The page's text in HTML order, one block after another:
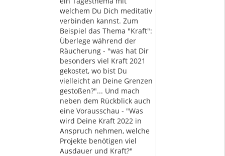
welchem Du Dich meditativ
verbinden kannst. Zum
Beispiel das Thema "Kraft":
Überlege während der
Räucherung - "was hat Dir
besonders viel Kraft 2021
gekostet, wo bist Du
vielleicht an Deine Grenzen
gestoßen?"... Und mach
neben dem Rückblick auch
eine Vorausschau - "Was
wird Deine Kraft 2022 in
Anspruch nehmen, welche
Projekte benötigen viel
Ausdauer und Kraft?"